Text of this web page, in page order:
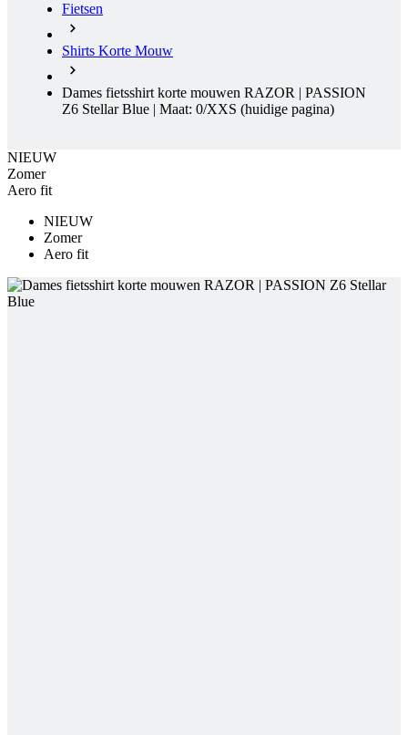
Fietsen
Shirts Korte Mouw
Dames fietsshirt korte mouwen RAZOR | PASSION
Z6 Stellar Blue | Maat: 0/XXS (huidige pagina)
NIEUW
Zomer
Aero fit
NIEUW
Zomer
Aero fit